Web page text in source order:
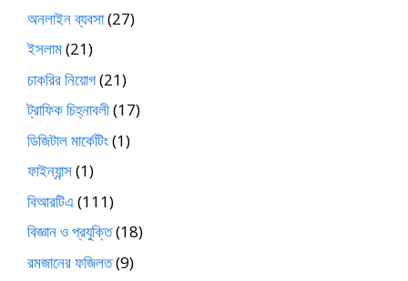
অনলাইন ব্যবসা(27)
ইসলাম(21)
চাকরির নিয়োগ(21)
ট্রাফিক চিহ্নাবলী(17)
ডিজিটাল মার্কেটিং(1)
ফাইন্যান্স(1)
বিআরটিএ (111)
বিজ্ঞান ও প্রযুক্তি(18)
রমজানের ফজিলত(9)